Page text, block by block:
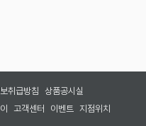
취급방침 상품공시실
고객센터 이벤트 지점위치